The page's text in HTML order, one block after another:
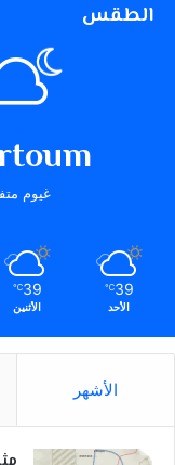
الطقس
غيوم
39
℃
الأحد
39
℃
الأثنين
الأشهر